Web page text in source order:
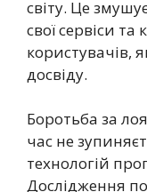
світу. Це
свої сервіси
користувачів,
досвіду.
Боротьба за
час не
технологій
Дослідження